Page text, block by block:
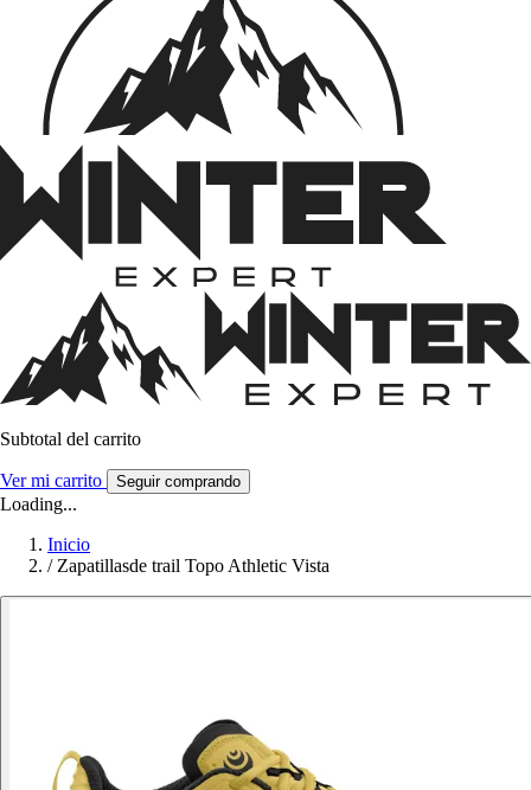
Subtotal del carrito
Ver mi carrito Seguir comprando
Loading...
Inicio
/ Zapatillasde trail Topo Athletic Vista